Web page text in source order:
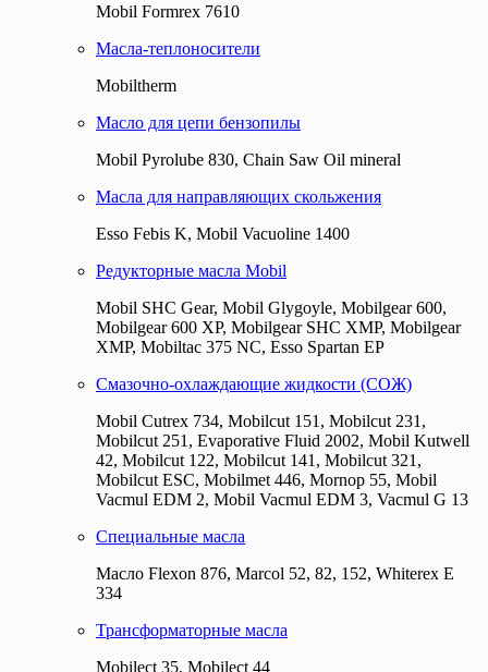
Mobil Formrex 7610
Масла-теплоносители
Mobiltherm
Масло для цепи бензопилы
Mobil Pyrolube 830, Chain Saw Oil mineral
Масла для направляющих скольжения
Esso Febis K, Mobil Vacuoline 1400
Редукторные масла Mobil
Mobil SHC Gear, Mobil Glygoyle, Mobilgear 600,
Mobilgear 600 XP, Mobilgear SHC XMP, Mobilgear
XМP, Mobiltac 375 NC, Esso Spartan EP
Смазочно-охлаждающие жидкости (СОЖ)
Mobil Cutrex 734, Mobilcut 151, Mobilcut 231,
Mobilcut 251, Evaporative Fluid 2002, Mobil Kutwell
42, Mobilcut 122, Mobilcut 141, Mobilcut 321,
Mobilcut ESC, Mobilmet 446, Mornop 55, Mobil
Vacmul EDM 2, Mobil Vacmul EDM 3, Vacmul G 13
Специальные масла
Масло Flexon 876, Marcol 52, 82, 152, Whiterex E
334
Трансформаторные масла
Mobilect 35, Mobilect 44